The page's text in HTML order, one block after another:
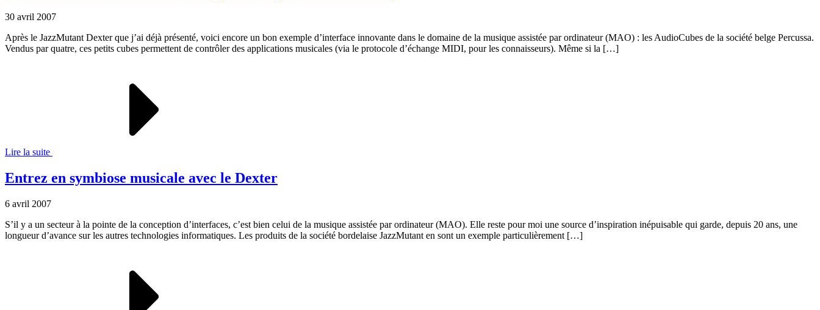
30 avril 2007
Après le JazzMutant Dexter que j’ai déjà présenté, voici encore un bon exemple d’interface innovante dans le domaine de la musique assistée par ordinateur (MAO) : les AudioCubes de la société belge Percussa.
Vendus par quatre, ces petits cubes permettent de contrôler des applications musicales (via le protocole d’échange MIDI, pour les connaisseurs). Même si la […]
Lire la suite
Entrez en symbiose musicale avec le Dexter
6 avril 2007
S’il y a un secteur à la pointe de la conception d’interfaces, c’est bien celui de la musique assistée par ordinateur (MAO). Elle reste pour moi une source d’inspiration inépuisable qui garde, depuis 20 ans, une
longueur d’avance sur les autres technologies informatiques. Les produits de la société bordelaise JazzMutant en sont un exemple particulièrement […]